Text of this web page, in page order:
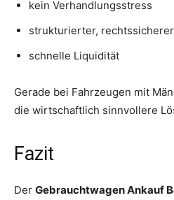
kein Verhandlungsstress
strukturierter,
schnelle Liquidität
Gerade bei Fahrzeugen mit
die wirtschaftlich sinnvollere
Fazit
Der Gebrauchtwagen Ankauf